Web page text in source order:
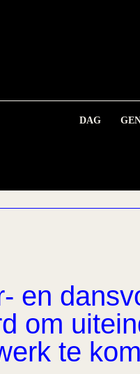
DAG
en
om
te